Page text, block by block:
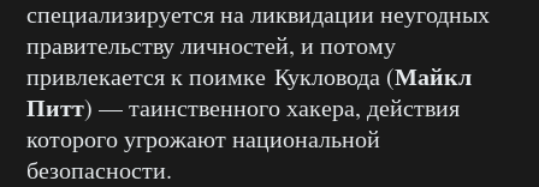
специализируется на ликвидации неугодных
правительству личностей, и потому
привлекается к поимке Кукловода (Майкл
Питт) — таинственного хакера, действия
которого угрожают национальной
безопасности.